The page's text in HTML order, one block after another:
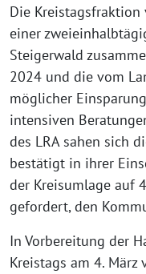
Die
einer
Steigerwald
2024 und die vom
möglicher
intensiven
des LRA sahen sich
bestätigt in ihrer
der Kreisumlage auf
gefordert, den
In Vorbereitung der
Kreistags am 4.